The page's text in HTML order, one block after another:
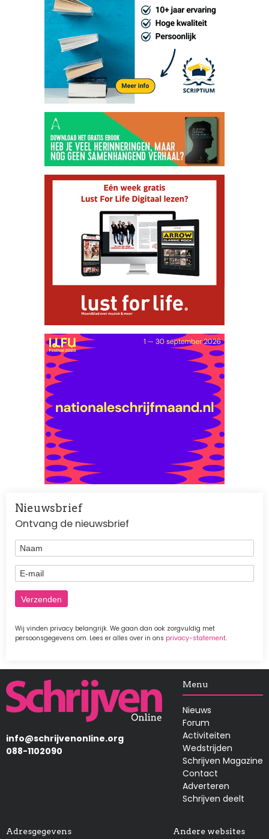
Nieuwsbrief
Ontvang de nieuwsbrief
Naam
E-mail
Wij vinden privacy belangrijk. We gaan dan ook zorgvuldig met
persoonsgegevens om. Lees er alles over in ons privacy-statement.
Afbeelding
info@schrijvenonline.org
088-1102090
Menu
Nieuws
Forum
Activiteiten
Wedstrijden
Schrijven Magazine
Contact
Adverteren
Schrijven deelt
Adresgegevens Andere websites